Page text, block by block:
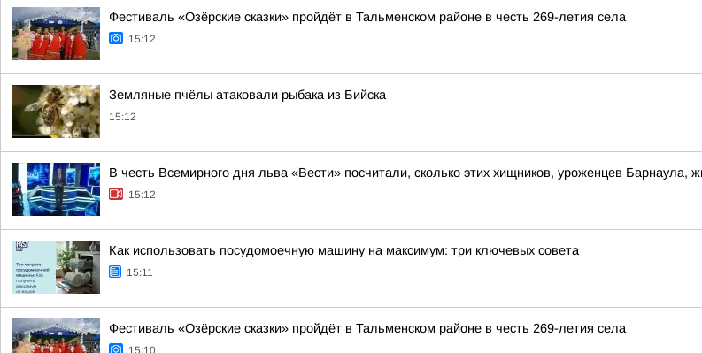
Фестиваль «Озёрские сказки» пройдёт в Тальменском районе в честь 269-летия села
15:12
Земляные пчёлы атаковали рыбака из Бийска
15:12
В честь Всемирного дня льва «Вести» посчитали, сколько этих хищников, уроженцев Барнаула,
15:12
Как использовать посудомоечную машину на максимум: три ключевых совета
15:11
Фестиваль «Озёрские сказки» пройдёт в Тальменском районе в честь 269-летия села
15:10